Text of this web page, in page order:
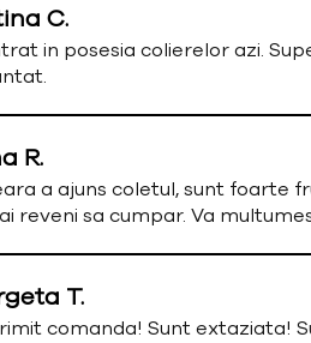
C.
in posesia colierelor azi.
R.
a ajuns coletul, sunt foarte
reveni sa cumpar. Va
T.
comanda! Sunt extaziata!